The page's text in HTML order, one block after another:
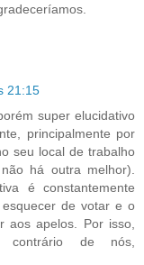
21:15
super elucidativo
principalmente por
seu local de trabalho
há outra melhor).
é constantemente
de votar e o
aos apelos. Por isso,
contrário de nós,